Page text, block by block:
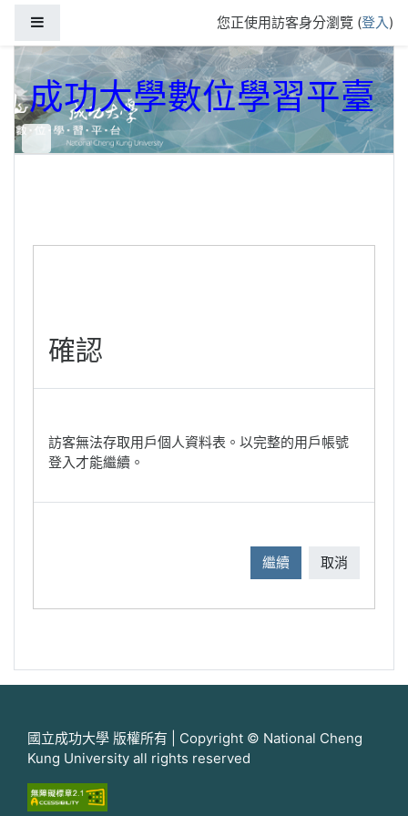
您正使用訪客身分瀏覽 (登入)
成功大學數位學習平臺
確認
訪客無法存取用戶個人資料表。以完整的用戶帳號
登入才能繼續。
繼續 取消
國立成功大學 版權所有 | Copyright © National Cheng
Kung University all rights reserved